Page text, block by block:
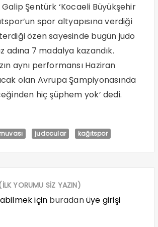
Şentürk ‘Kocaeli Büyükşehir
spor altyapısına verdiği
özen sayesinde bugün judo
adına 7 madalya kazandık.
aynı performansı Haziran
olan Avrupa Şampiyonasında
hiç şüphem yok’ dedi.
judocular kağıtspor
(İLK YORUMU SİZ YAZIN)
için buradanüye girişi